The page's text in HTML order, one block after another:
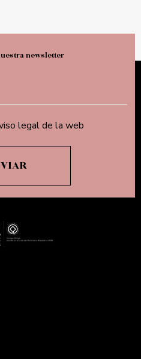
newsletter
legal de la web